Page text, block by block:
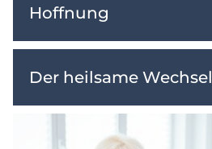
Hoffnung
Der heilsame Wechsel